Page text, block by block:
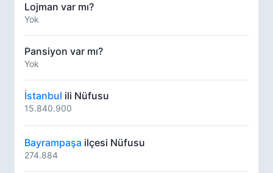
Lojman var mı?
Yok
Pansiyon var mı?
Yok
İstanbul ili Nüfusu
15.840.900
Bayrampaşa ilçesi Nüfusu
274.884